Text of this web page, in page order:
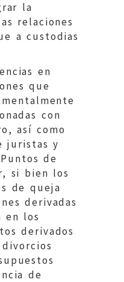
la
relaciones
a custodias
en
que
con
así como
juristas y
de
si bien los
de queja
derivadas
en los
derivados
de